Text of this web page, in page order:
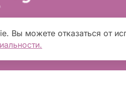
Вы можете отказаться от